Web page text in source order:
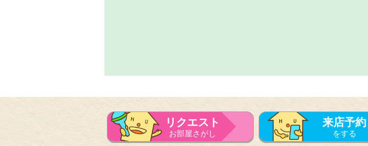
リクエスト
お部屋さがし
来店予約
をする